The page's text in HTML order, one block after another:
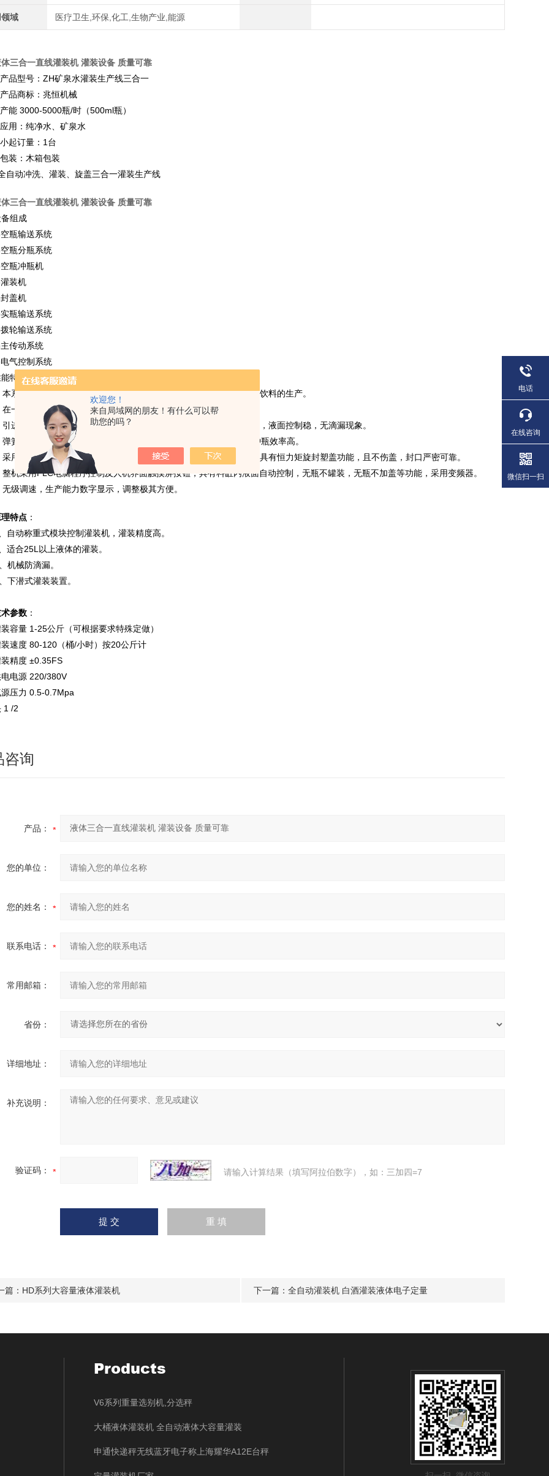
欢迎您！
来自局域网的朋友！有什么可以帮
助您的吗？
域 医疗卫生,环保,化工,生物产业,能源
三合一直线灌装机 灌装设备 质量可靠
品型号：ZH矿泉水灌装生产线三合一
品商标：兆恒机械
能 3000-5000瓶/时（500ml瓶）
用：纯净水、矿泉水
起订量：1台
装：木箱包装
自动冲洗、灌装、旋盖三合一灌装生产线
三合一直线灌装机 灌装设备 质量可靠
组成
瓶输送系统
瓶分瓶系统
瓶冲瓶机
装机
盖机
瓶输送系统
轮输送系统
传动系统
气控制系统
特点
本系列设备用于聚脂瓶装各种果汁、果酒、矿泉水、纯净水等不含气饮料的生产。
在一机上实现冲瓶、灌装、封盖一体化。
引进日本、意大利新技术，采用压力式定液面灌装原理，灌装速度快，液面控制稳，无滴漏现象。
弹簧式冲洗钳手，空瓶随轨道自动进行180°翻转，内外二道冲洗，冲瓶效率高。
采用磁力扭矩式拧盖头，实现抓盖、拧盖功能。拧盖力矩无级可调，具有恒力矩旋封塑盖功能，且不伤盖，封口严密可靠。
整机采用PLC电脑程序控制及人机界面触摸屏按钮，具有料缸内液面自动控制，无瓶不罐装，无瓶不加盖等功能，采用变频器。
无级调速，生产能力数字显示，调整极其方便。
理特点 ：
自动称重式模块控制灌装机，灌装精度高。
适合25L以上液体的灌装。
机械防滴漏。
下潜式灌装装置。
参数 ：
容量 1-25公斤（可根据要求特殊定做）
速度 80-120（桶/小时）按20公斤计
精度 ±0.35FS
电源 220/380V
压力 0.5-0.7Mpa
1 /2
咨询
产品：
您的单位：
您的姓名：
联系电话：
常用邮箱：
省份：
详细地址：
补充说明：
验证码： 请输入计算结果（填写阿拉伯数字），如：三加四=7
篇： HD系列大容量液体灌装机 下一篇： 全自动灌装机 白酒灌装液体电子定量
Products
V6系列重量选别机,分选秤
大桶液体灌装机 全自动液体大容量灌装
申通快递秤无线蓝牙电子称上海耀华A12E台秤
电话
在线咨询
微信扫一扫